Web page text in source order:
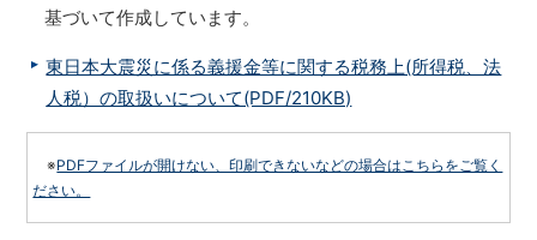
基づいて作成しています。
東日本大震災に係る義援金等に関する税務上(所得税、法
人税）の取扱いについて(PDF/210KB)
※PDFファイルが開けない、印刷できないなどの場合はこちらをご覧く
ださい。